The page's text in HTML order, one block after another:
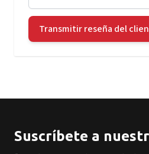
Transmitir reseña del
Suscríbete a